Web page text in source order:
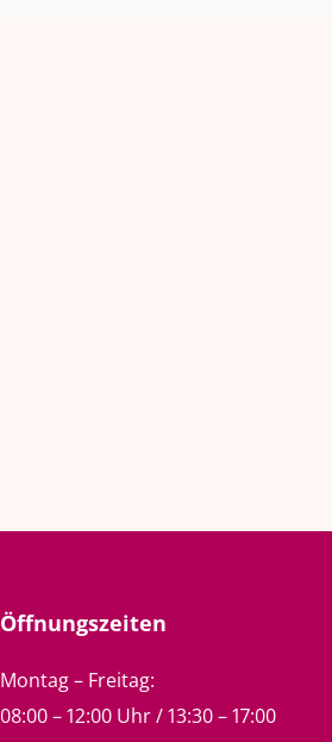
Öffnungszeiten
Montag – Freitag:
08:00 – 12:00 Uhr / 13:30 – 17:00